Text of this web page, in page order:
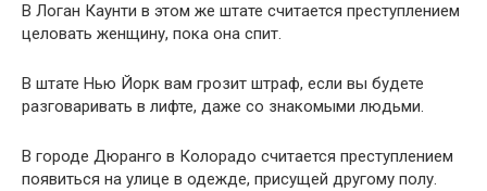
В Логан Каунти в этом же штате считается преступлением
целовать женщину, пока она спит.
В штате Нью Йорк вам грозит штраф, если вы будете
разговаривать в лифте, даже со знакомыми людьми.
В городе Дюранго в Колорадо считается преступлением
появиться на улице в одежде, присущей другому полу.